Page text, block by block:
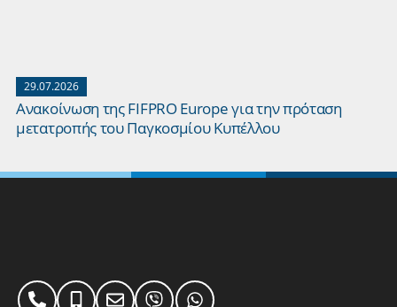
29.07.2026
Ανακοίνωση της FIFPRO Europe για την πρόταση
μετατροπής του Παγκοσμίου Κυπέλλου